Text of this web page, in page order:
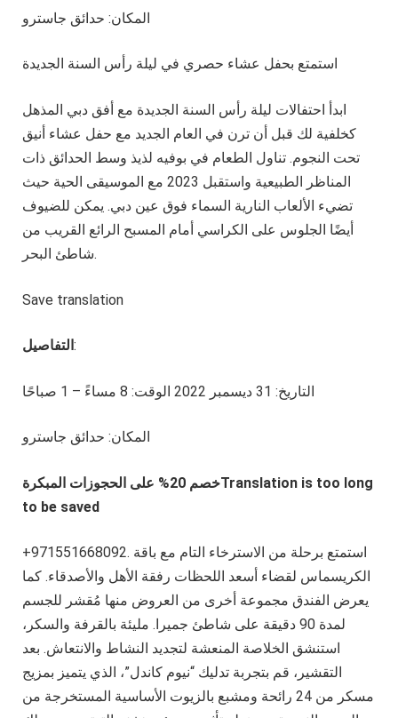
المكان: حدائق جاسترو
استمتع بحفل عشاء حصري في ليلة رأس السنة الجديدة
ابدأ احتفالات ليلة رأس السنة الجديدة مع أفق دبي المذهل
كخلفية لك قبل أن ترن في العام الجديد مع حفل عشاء أنيق
تحت النجوم. تناول الطعام في بوفيه لذيذ وسط الحدائق ذات
المناظر الطبيعية واستقبل 2023 مع الموسيقى الحية حيث
تضيء الألعاب النارية السماء فوق عين دبي. يمكن للضيوف
أيضًا الجلوس على الكراسي أمام المسبح الرائع القريب من
شاطئ البحر.
Save translation
التفاصيل:
التاريخ: 31 ديسمبر 2022 الوقت: 8 مساءً – 1 صباحًا
المكان: حدائق جاسترو
خصم 20% على الحجوزات المبكرةTranslation is too long
to be saved
+971551668092. استمتع برحلة من الاسترخاء التام مع باقة
الكريسماس لقضاء أسعد اللحظات رفقة الأهل والأصدقاء. كما
يعرض الفندق مجموعة أخرى من العروض منها مُقشر للجسم
لمدة 90 دقيقة على شاطئ جميرا. مليئة بالقرفة والسكر،
استنشق الخلاصة المنعشة لتجديد النشاط والانتعاش. بعد
التقشير، قم بتجربة تدليك “نيوم كاندل”، الذي يتميز بمزيج
مسكر من 24 رائحة ومشبع بالزيوت الأساسية المستخرجة من